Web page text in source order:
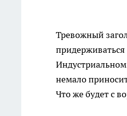
Тревожный
немало
Что же будет с